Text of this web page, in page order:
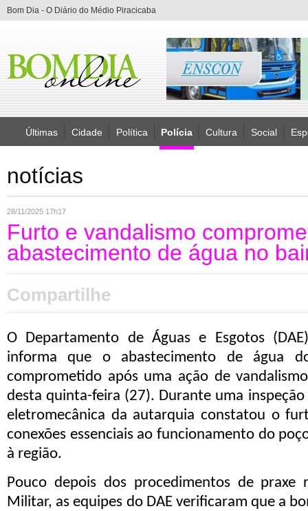
Bom Dia - O Diário do Médio Piracicaba
Últimas Cidade Política Polícia Cultura Social
notícias
28/11/2025 17h17
Furto e vandalismo
abastecimento de água no
Compartilhe
O Departamento de Águas e Esgotos
informa que o abastecimento de água
comprometido após uma ação de
desta quinta-feira (27). Durante uma
eletromecânica da autarquia constatou o
conexões essenciais ao funcionamento do
à região.
Pouco depois dos procedimentos de praxe
Militar, as equipes do DAE verificaramque a